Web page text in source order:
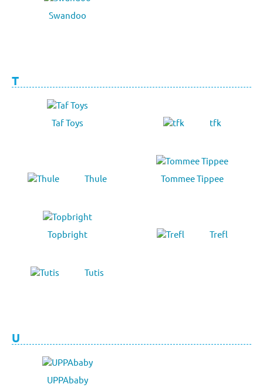
Swandoo
T
Taf Toys tfk
Thule Tommee Tippee
Topbright Trefl
Tutis
U
UPPAbaby